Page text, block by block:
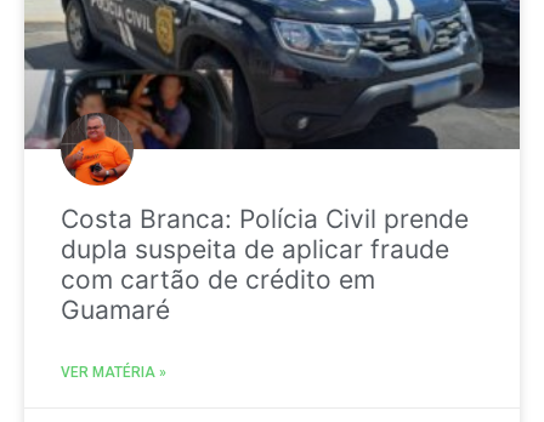
Costa Branca: Polícia Civil prende
dupla suspeita de aplicar fraude
com cartão de crédito em
Guamaré
VER MATÉRIA »